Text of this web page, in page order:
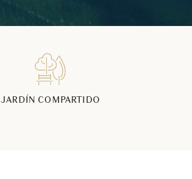
JARDÍN COMPARTIDO